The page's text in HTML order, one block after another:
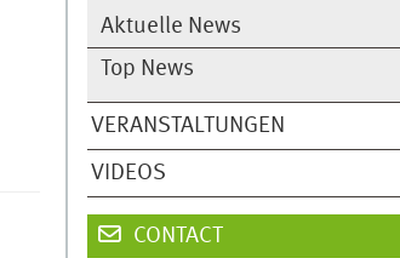
Aktuelle News
Top News
VERANSTALTUNGEN
VIDEOS
CONTACT